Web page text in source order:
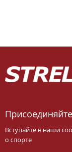
Вступайте в наши
о спорте